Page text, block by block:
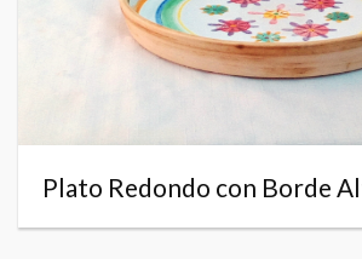
Plato Redondo con Borde